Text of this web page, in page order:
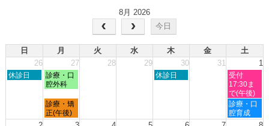
8月 2026
今日
日 月 火 水 木 金
土
26
27 28 29 30 31 1
日
26th
休診日
月
曜
7
月
27th
診療・口
腔外科
木
30th
休診日
土
曜
日,
8
月
1st
受付
17:30ま
で(午後)
月
曜
日,
診療・矯
正(午後)
土
曜
日,
診療・口
腔育成